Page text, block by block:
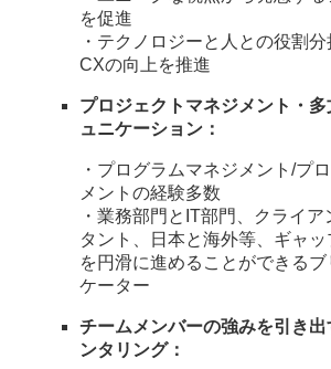
を促進
・テクノロジーと人との役割分
CXの向上を推進
プロジェクトマネジメント・多
ュニケーション：
・プログラムマネジメント/プ
メントの経験多数
・業務部門とIT部門、クライ
タント、日本と海外等、ギャ
を円滑に進めることができる
ケーター
チームメンバーの強みを引き出
ンタリング：